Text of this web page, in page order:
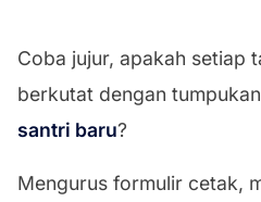
Coba jujur, apakah setiap
berkutat dengan
santri baru?
Mengurus formulir cetak,